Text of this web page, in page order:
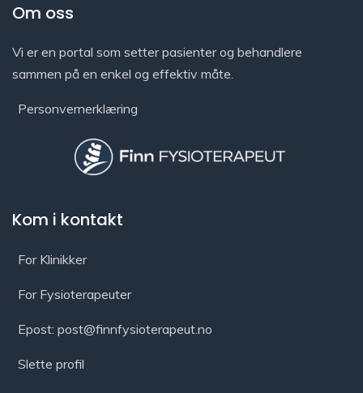
Om oss
Vi er en portal som setter pasienter og behandlere
sammen på en enkel og effektiv måte.
Personvernerklæring
Kom i kontakt
For Klinikker
For Fysioterapeuter
Epost: post@finnfysioterapeut.no
Slette profil